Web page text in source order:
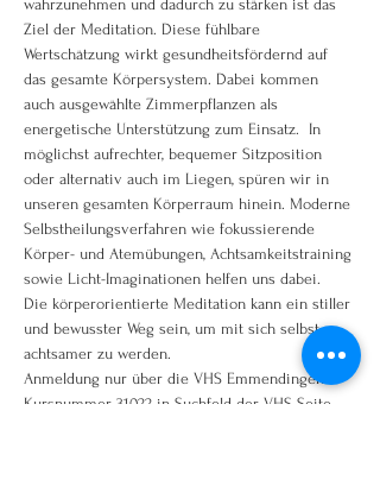
wahrzunehmen und dadurch zu stärken ist das
Ziel der Meditation. Diese fühlbare
Wertschätzung wirkt gesundheitsfördernd auf
das gesamte Körpersystem. Dabei kommen
auch ausgewählte Zimmerpflanzen als
energetische Unterstützung zum Einsatz.  In
möglichst aufrechter, bequemer Sitzposition
oder alternativ auch im Liegen, spüren wir in
unseren gesamten Körperraum hinein. Moderne
Selbstheilungsverfahren wie fokussierende
Körper- und Atemübungen, Achtsamkeitstraining
sowie Licht-Imaginationen helfen uns dabei.
Die körperorientierte Meditation kann ein stiller
und bewusster Weg sein, um mit sich selbst
achtsamer zu werden.
Anmeldung nur über die VHS Emmendingen
Kursnummer 31022 in Suchfeld der VHS Seite